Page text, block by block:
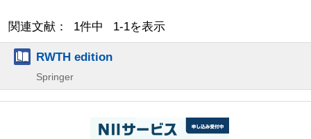
関連文献： 1件中 1-1を表示
RWTH edition
Springer